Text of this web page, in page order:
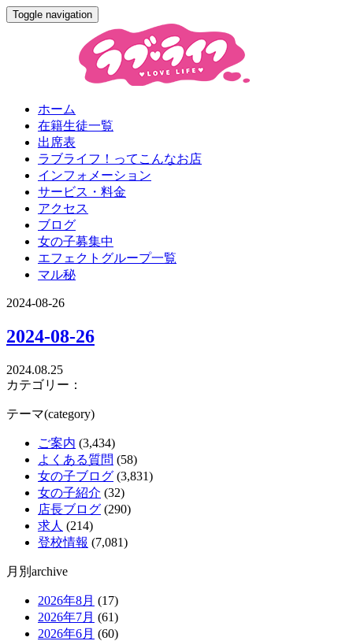
Toggle navigation
ホーム
在籍生徒一覧
出席表
ラブライフ！ってこんなお店
インフォメーション
サービス・料金
アクセス
ブログ
女の子募集中
エフェクトグループ一覧
マル秘
2024-08-26
2024-08-26
2024.08.25
カテゴリー：
テーマ(category)
ご案内 (3,434)
よくある質問 (58)
女の子ブログ (3,831)
女の子紹介 (32)
店長ブログ (290)
求人 (214)
登校情報 (7,081)
月別archive
2026年8月 (17)
2026年7月 (61)
2026年6月 (60)